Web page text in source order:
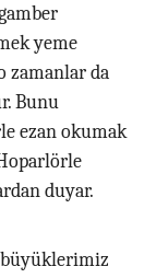
yeme
zamanlar da
Bunu
ezan okumak
duyar.
büyüklerimiz